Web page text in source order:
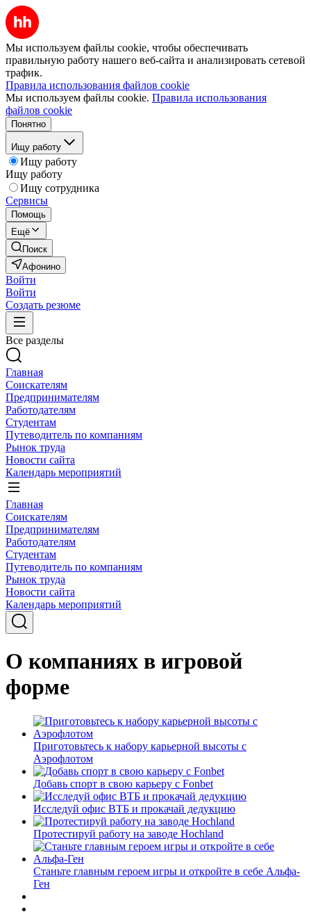
Мы используем файлы cookie, чтобы обеспечивать
правильную работу нашего веб-сайта и анализировать сетевой
трафик.
Правила использования файлов cookie
Мы используем файлы cookie. Правила использования
файлов cookie
Понятно
Ищу работу
Ищу работу
Ищу работу
Ищу сотрудника
Сервисы
Помощь
Ещё
Поиск
Афонино
Войти
Войти
Создать резюме
Все разделы
Главная
Соискателям
Предпринимателям
Работодателям
Студентам
Путеводитель по компаниям
Рынок труда
Новости сайта
Календарь мероприятий
Главная
Соискателям
Предпринимателям
Работодателям
Студентам
Путеводитель по компаниям
Рынок труда
Новости сайта
Календарь мероприятий
О компаниях в игровой
форме
Приготовьтесь к набору карьерной высоты с
Аэрофлотом
Добавь спорт в свою карьеру с Fonbet
Исследуй офис ВТБ и прокачай дедукцию
Протестируй работу на заводе Hochland
Станьте главным героем игры и откройте в себе Альфа-
Ген